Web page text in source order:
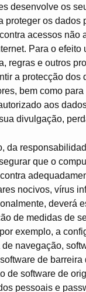
desenvolve os
proteger os dados
acessos não
Para o efeito
regras e outros
a protecção dos
bem como para
aos
divulgação,
da
que o
nocivos, vírus
deverá
de medidas de
exemplo, a
navegação,
de barreira
de software de
pessoais e